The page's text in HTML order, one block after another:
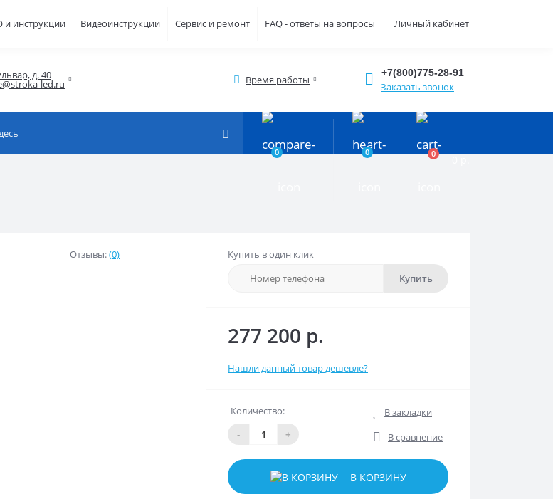
и инструкции Видеоинструкции Сервис и ремонт FAQ - ответы на вопросы Личный кабинет
д. 40
led.ru Время работы
+7(800)775-28-91
Заказать звонок
0 0 0
Отзывы:(0)
Купить в один клик
Купить
277 200 р.
Нашли данный товар дешевле?
Количество:
- +
В закладки
В сравнение
В КОРЗИНУ